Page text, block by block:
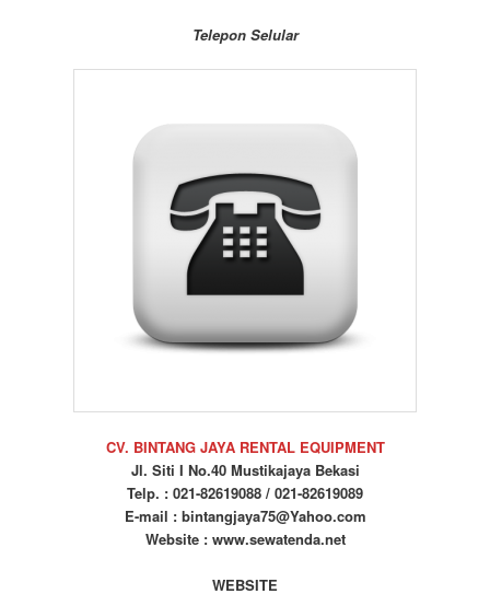
Telepon Selular
CV. BINTANG JAYA RENTAL EQUIPMENT
Jl. Siti I No.40 Mustikajaya Bekasi
Telp. : 021-82619088 / 021-82619089
E-mail : bintangjaya75@Yahoo.com
Website : www.sewatenda.net
WEBSITE